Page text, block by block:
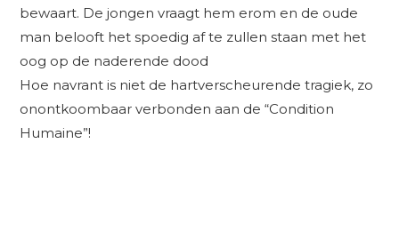
bewaart. De jongen vraagt hem erom en de oude
man belooft het spoedig af te zullen staan met het
oog op de naderende dood
Hoe navrant is niet de hartverscheurende tragiek, zo
onontkoombaar verbonden aan de “Condition
Humaine”!